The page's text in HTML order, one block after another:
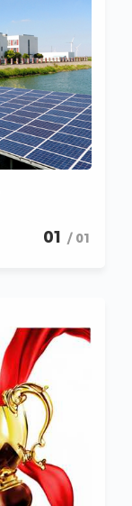
01 / 01